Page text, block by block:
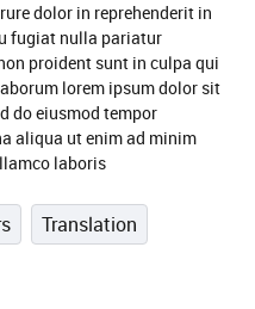
dolor in reprehenderit in
fugiat nulla pariatur
proident sunt in culpa qui
lorem ipsum dolor sit
do eiusmod tempor
aliqua ut enim ad minim
laboris
Translation